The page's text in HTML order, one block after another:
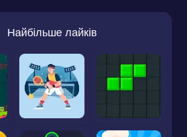
Найбільше лайків